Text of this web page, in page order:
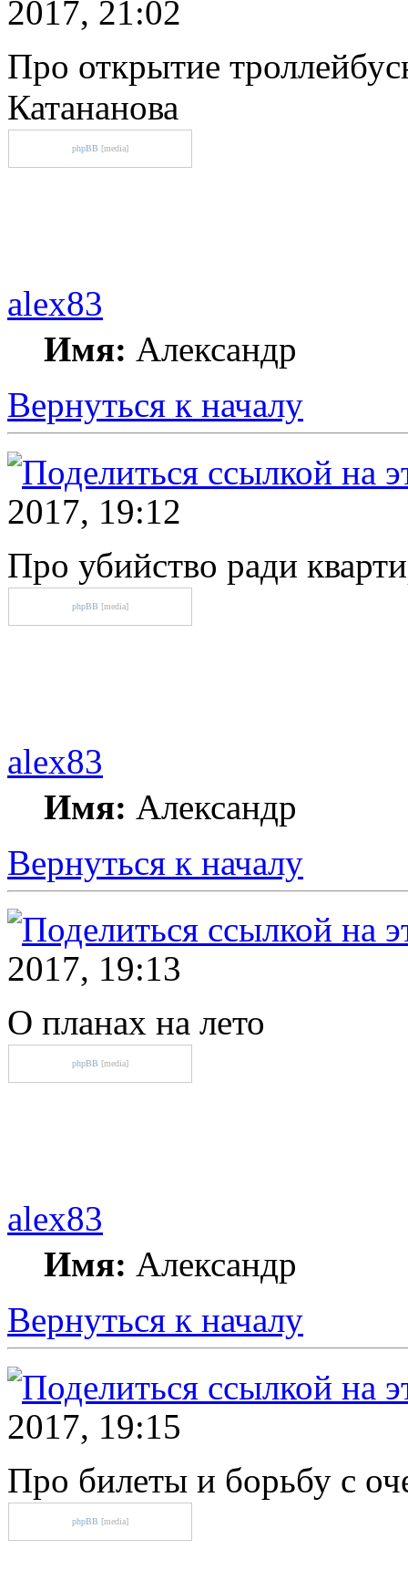
2017, 21:02
Про открытие
Катананова
phpBB [media]
alex83
Имя: Александр
Вернуться к началу
2017, 19:12
Про убийство ради
phpBB [media]
alex83
Имя: Александр
Вернуться к началу
2017, 19:13
О планах на лето
phpBB [media]
alex83
Имя: Александр
Вернуться к началу
2017, 19:15
Про билеты и борьбу с
phpBB [media]